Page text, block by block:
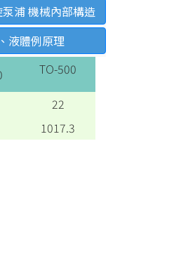
浦 機械內部構造
液體例原理
TO-500
22
1017.3